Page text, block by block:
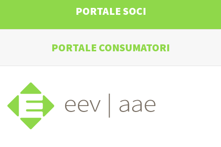
PORTALE SOCI
PORTALE CONSUMATORI